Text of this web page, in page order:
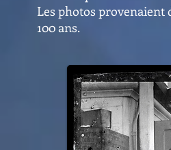
Les photos provenaient
100 ans.